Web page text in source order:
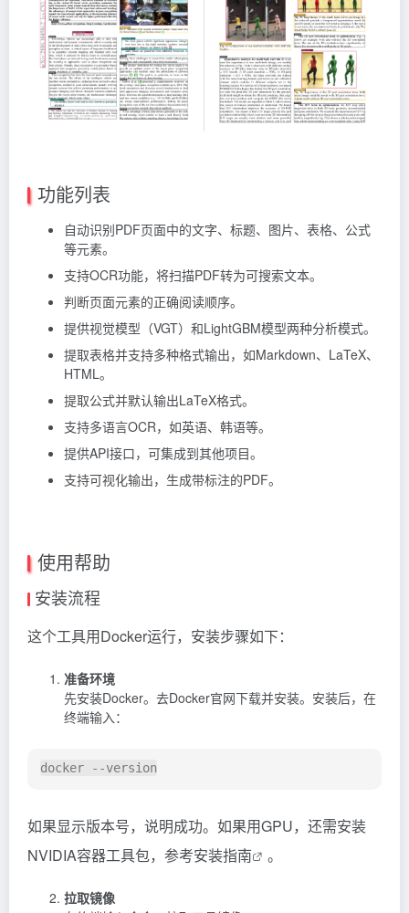
功能列表
自动识别PDF页面中的文字、标题、图片、表格、公式
等元素。
支持OCR功能，将扫描PDF转为可搜索文本。
判断页面元素的正确阅读顺序。
提供视觉模型（VGT）和LightGBM模型两种分析模式。
提取表格并支持多种格式输出，如Markdown、LaTeX、
HTML。
提取公式并默认输出LaTeX格式。
支持多语言OCR，如英语、韩语等。
提供API接口，可集成到其他项目。
支持可视化输出，生成带标注的PDF。
使用帮助
安装流程
这个工具用Docker运行，安装步骤如下：
准备环境
先安装Docker。去Docker官网下载并安装。安装后，在
终端输入：
如果显示版本号，说明成功。如果用GPU，还需安装
NVIDIA容器工具包，参考安装指南 。
拉取镜像